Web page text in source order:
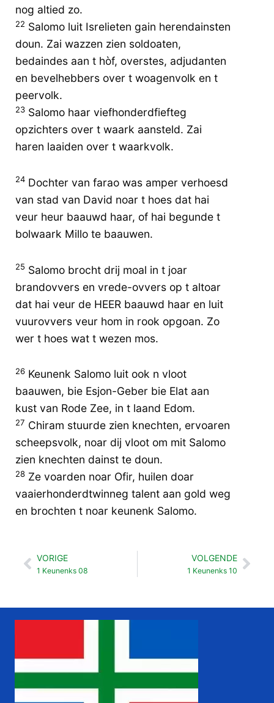
nog altied zo.
22 Salomo luit Isrelieten gain herendainsten
doun. Zai wazzen zien soldoaten,
bedaindes aan t hòf, overstes, adjudanten
en bevelhebbers over t woagenvolk en t
peervolk.
23 Salomo haar viefhonderdfiefteg
opzichters over t waark aansteld. Zai
haren laaiden over t waarkvolk.
24 Dochter van farao was amper verhoesd
van stad van David noar t hoes dat hai
veur heur baauwd haar, of hai begunde t
bolwaark Millo te baauwen.
25 Salomo brocht drij moal in t joar
brandovvers en vrede-ovvers op t altoar
dat hai veur de HEER baauwd haar en luit
vuurovvers veur hom in rook opgoan. Zo
wer t hoes wat t wezen mos.
26 Keunenk Salomo luit ook n vloot
baauwen, bie Esjon-Geber bie Elat aan
kust van Rode Zee, in t laand Edom.
27 Chiram stuurde zien knechten, ervoaren
scheepsvolk, noar dij vloot om mit Salomo
zien knechten dainst te doun.
28 Ze voarden noar Ofir, huilen doar
vaaierhonderdtwinneg talent aan gold weg
en brochten t noar keunenk Salomo.
Vorige
VORIGE
1 Keunenks 08
VOLGENDE
1 Keunenks 10